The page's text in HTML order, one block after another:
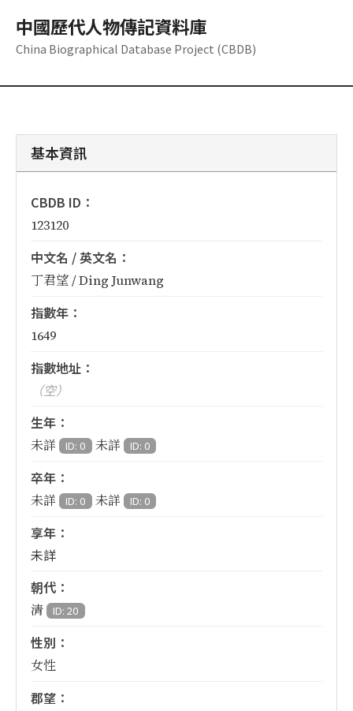
中國歷代人物傳記資料庫
China Biographical Database Project (CBDB)
基本資訊
CBDB ID：
123120
中文名 / 英文名：
丁君望 / Ding Junwang
指數年：
1649
指數地址：
（空）
生年：
未詳 ID: 0 未詳 ID: 0
卒年：
未詳 ID: 0 未詳 ID: 0
享年：
未詳
朝代：
清 ID: 20
性別：
女性
郡望：